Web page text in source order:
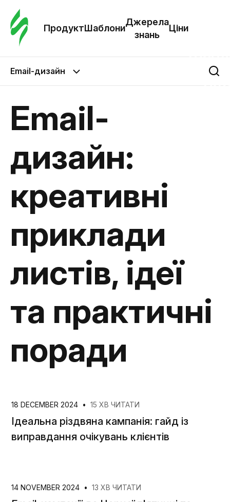
ПродуктШаблони
Джерела
знань
Ціни
Email-дизайн
Email-
дизайн:
креативні
приклади
листів, ідеї
та практичні
поради
18 DECEMBER 2024 • 15 ХВ ЧИТАТИ
Ідеальна різдвяна кампанія: гайд із
виправдання очікувань клієнтів
14 NOVEMBER 2024 • 13 ХВ ЧИТАТИ